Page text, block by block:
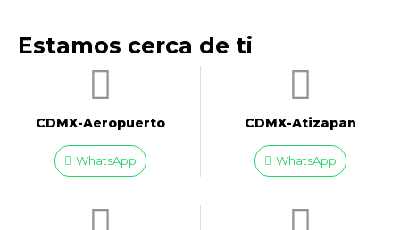
Estamos cerca de ti
CDMX-Aeropuerto​
WhatsApp
CDMX-Atizapan
WhatsApp